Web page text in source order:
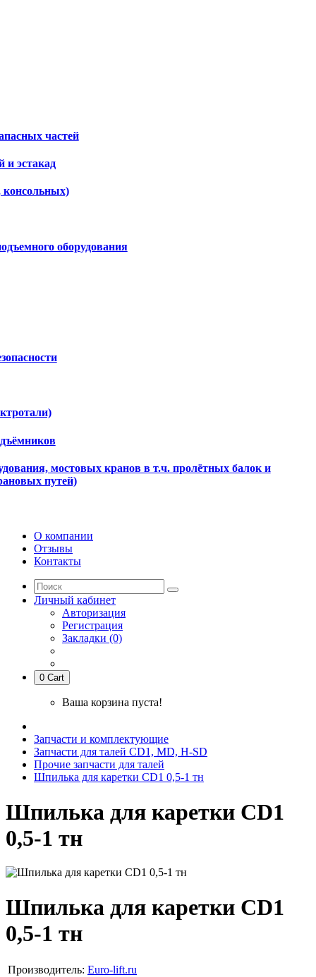
частей
и эстакад
консольных)
оборудования
мостовых кранов в т.ч. пролётных балок и
путей)
О компании
Отзывы
Контакты
Личный кабинет
Авторизация
Регистрация
Закладки (0)
0 Cart
Ваша корзина пуста!
Запчасти и комплектующие
Запчасти для талей CD1, MD, H-SD
Прочие запчасти для талей
Шпилька для каретки CD1 0,5-1 тн
Шпилька для каретки CD1
0,5-1 тн
Шпилька для каретки CD1
0,5-1 тн
Производитель: Euro-lift.ru